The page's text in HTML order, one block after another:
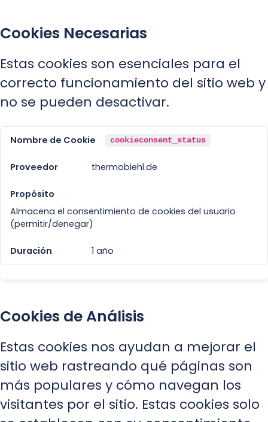
Cookies Necesarias
Estas cookies son esenciales para el
correcto funcionamiento del sitio web y
no se pueden desactivar.
cookieconsent_status
thermobiehl.de
Almacena el consentimiento de cookies del usuario
(permitir/denegar)
1 año
Cookies de Análisis
Estas cookies nos ayudan a mejorar el
sitio web rastreando qué páginas son
más populares y cómo navegan los
visitantes por el sitio. Estas cookies solo